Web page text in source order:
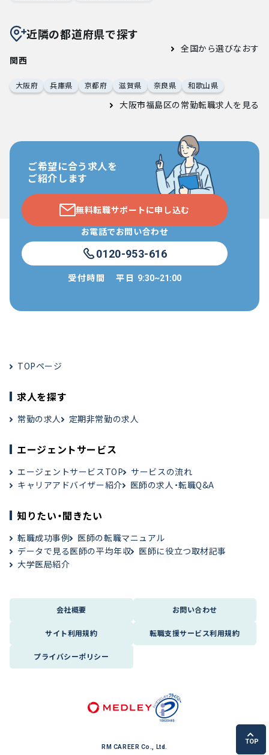
近隣の都道府県で探す
全国から選びなおす
関西
大阪府 兵庫県 京都府 滋賀県 奈良県 和歌山県
大阪市福島区の常勤転職求人を見る
ご希望に合う求人を
ご紹介します
無料転職サポートに申し込む
お電話でお問い合わせ
0120-953-616
受付時間 平日 9:30~21:00
TOPページ
求人を探す
常勤の求人 定期非常勤の求人
エージェントサービス
エージェントサービスTOP
サービスの流れ
キャリアアドバイザー紹介
医師の求人・転職Q&A
知りたい・聞きたい
転職成功事例
医師の転職マニュアル
データで見る医師の平均年収
医師に役立つ取材記事
大学医局紹介
会社概要 お問い合わせ
サイト利用規約 転職支援サービス利用規約
プライバシーポリシー
RM CAREER Co., Ltd.
TOP